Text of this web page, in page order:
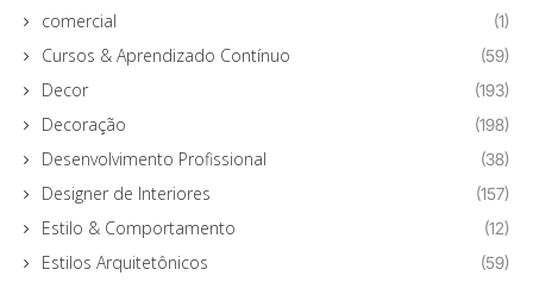
comercial (1)
Cursos & Aprendizado Contínuo (59)
Decor (193)
Decoração (198)
Desenvolvimento Profissional (38)
Designer de Interiores (157)
Estilo & Comportamento (12)
Estilos Arquitetônicos (59)